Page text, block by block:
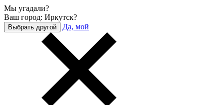
Мы угадали?
Ваш город: Иркутск?
Выбрать другой Да, мой